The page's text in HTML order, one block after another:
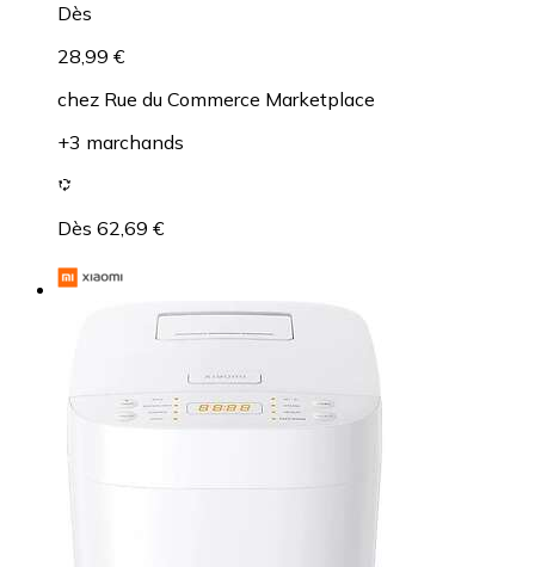
Dès
28,99 €
chez Rue du Commerce Marketplace
+3 marchands
Dès 62,69 €